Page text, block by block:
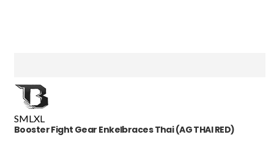
SMLXL
Booster Fight Gear Enkelbraces Thai (AG THAI RED)